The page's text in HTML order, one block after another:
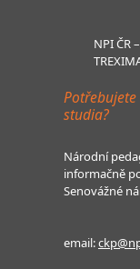
NPI ČR
studia?
Národní
informačně
Senovážné
email: